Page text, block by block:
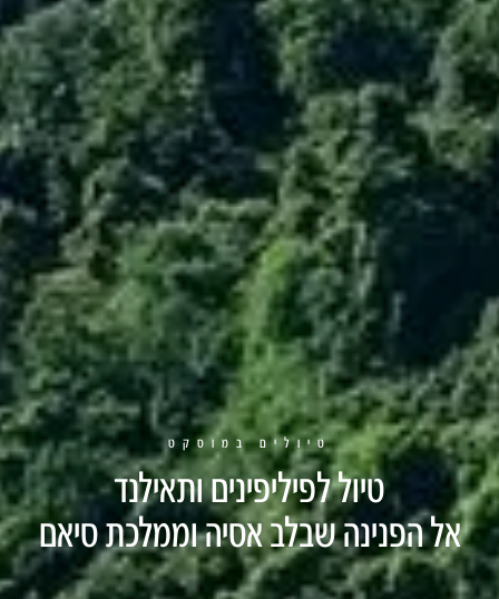
טיולים במוסקט
טיול לפיליפינים ותאילנד
אל הפנינה שבלב אסיה וממלכת סיאם